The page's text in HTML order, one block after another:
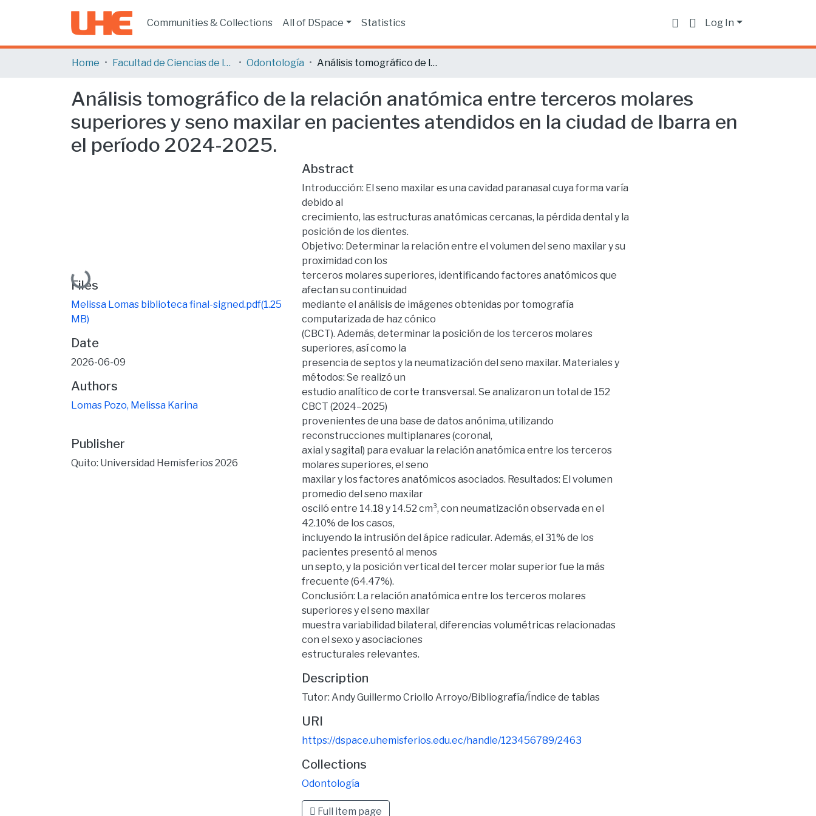
Communities & Collections All of DSpace Statistics Log In
Home Facultad de Ciencias de la Salud Odontología Análisis tomográfico de la relación anatómica entre terceros molares superiores y seno maxilar en pacientes atendidos en la ciudad de Ibarra en el período 2024-2025.
Análisis tomográfico de la relación anatómica entre terceros molares
superiores y seno maxilar en pacientes atendidos en la ciudad de Ibarra en
el período 2024-2025.
Loading...
Files
Melissa Lomas biblioteca final-signed.pdf(1.25
MB)
Date
2026-06-09
Authors
Lomas Pozo, Melissa Karina
Publisher
Quito: Universidad Hemisferios 2026
Abstract
Introducción: El seno maxilar es una cavidad paranasal cuya forma varía
debido al
crecimiento, las estructuras anatómicas cercanas, la pérdida dental y la
posición de los dientes.
Objetivo: Determinar la relación entre el volumen del seno maxilar y su
proximidad con los
terceros molares superiores, identificando factores anatómicos que
afectan su continuidad
mediante el análisis de imágenes obtenidas por tomografía
computarizada de haz cónico
(CBCT). Además, determinar la posición de los terceros molares
superiores, así como la
presencia de septos y la neumatización del seno maxilar. Materiales y
métodos: Se realizó un
estudio analítico de corte transversal. Se analizaron un total de 152
CBCT (2024–2025)
provenientes de una base de datos anónima, utilizando
reconstrucciones multiplanares (coronal,
axial y sagital) para evaluar la relación anatómica entre los terceros
molares superiores, el seno
maxilar y los factores anatómicos asociados. Resultados: El volumen
promedio del seno maxilar
osciló entre 14.18 y 14.52 cm³, con neumatización observada en el
42.10% de los casos,
incluyendo la intrusión del ápice radicular. Además, el 31% de los
pacientes presentó al menos
un septo, y la posición vertical del tercer molar superior fue la más
frecuente (64.47%).
Conclusión: La relación anatómica entre los terceros molares
superiores y el seno maxilar
muestra variabilidad bilateral, diferencias volumétricas relacionadas
con el sexo y asociaciones
estructurales relevantes.
Description
Tutor: Andy Guillermo Criollo Arroyo/Bibliografía/Índice de tablas
URI
https://dspace.uhemisferios.edu.ec/handle/123456789/2463
Collections
Odontología
Full item page